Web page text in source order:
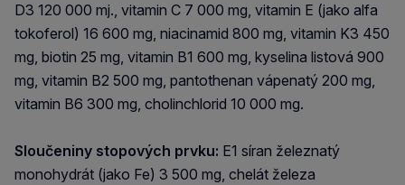
D3 120 000 mj., vitamin C 7 000 mg, vitamin E (jako alfa
tokoferol) 16 600 mg, niacinamid 800 mg, vitamin K3 450
mg, biotin 25 mg, vitamin B1 600 mg, kyselina listová 900
mg, vitamin B2 500 mg, pantothenan vápenatý 200 mg,
vitamin B6 300 mg, cholinchlorid 10 000 mg.
Sloučeniny stopových prvku: E1 síran železnatý
monohydrát (jako Fe) 3 500 mg, chelát železa